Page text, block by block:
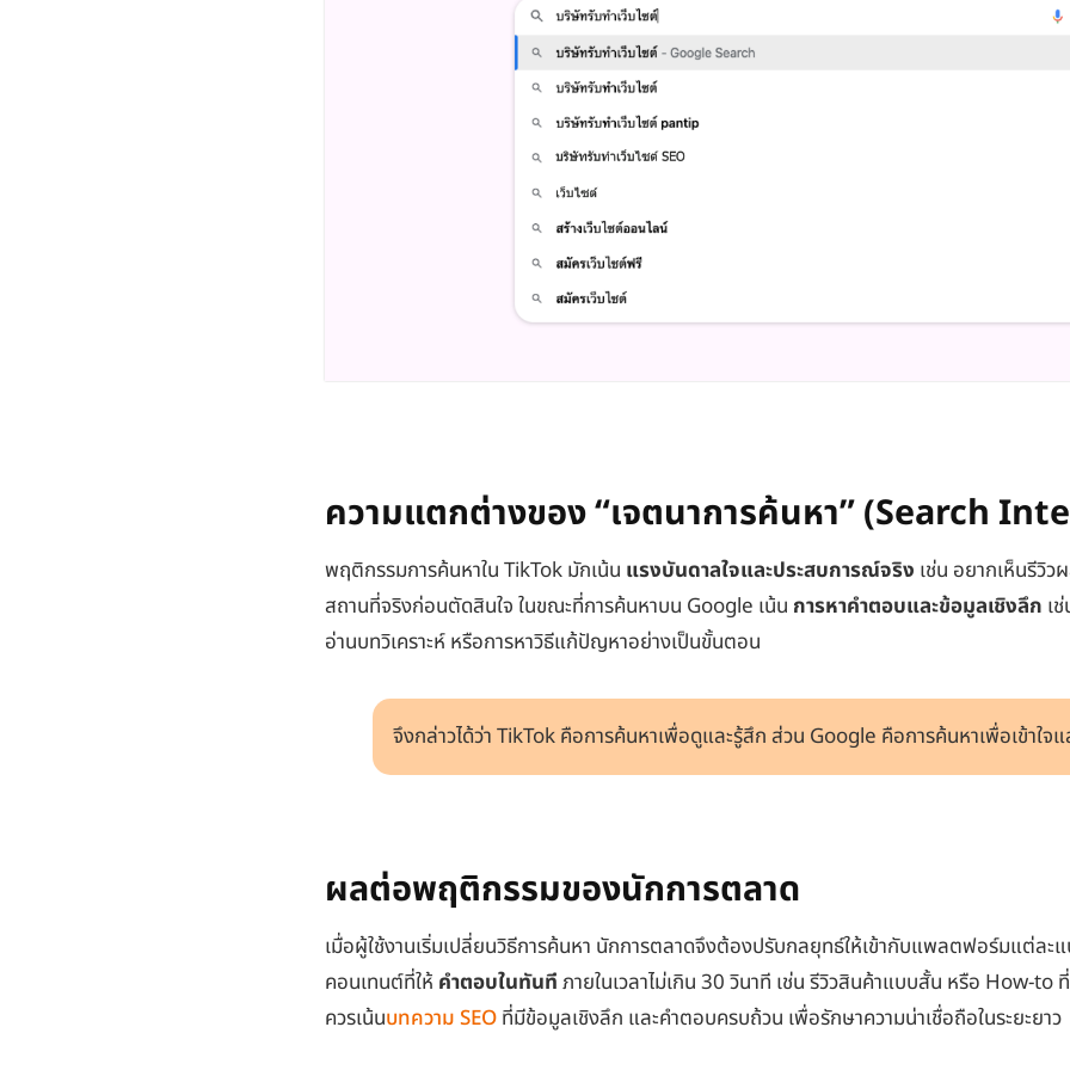
ความแตกต่างของ “เจตนาการค้นหา” (Search
พฤติกรรมการค้นหาใน TikTok มักเน้น แรงบันดาลใจและประสบการณ์จริง เช่น อยากเห็นรีวิ
สถานที่จริงก่อนตัดสินใจ ในขณะที่การค้นหาบน Google เน้น การหาคำตอบและข้อมูลเชิงลึก เ
อ่านบทวิเคราะห์ หรือการหาวิธีแก้ปัญหาอย่างเป็นขั้นตอน
จึงกล่าวได้ว่า TikTok คือการค้นหาเพื่อดูและรู้สึก ส่วน Google คือการค้นหาเพื่อเข้าใจ
ผลต่อพฤติกรรมของนักการตลาด
เมื่อผู้ใช้งานเริ่มเปลี่ยนวิธีการค้นหา นักการตลาดจึงต้องปรับกลยุทธ์ให้เข้ากับแพลตฟอร์มแต่ละ
คอนเทนต์ที่ให้ คำตอบในทันทีภายในเวลาไม่เกิน 30 วินาที เช่น รีวิวสินค้าแบบสั้น หรือ How-to
ควรเน้นบทความ SEOที่มีข้อมูลเชิงลึก และคำตอบครบถ้วน เพื่อรักษาความน่าเชื่อถือในระยะยาว